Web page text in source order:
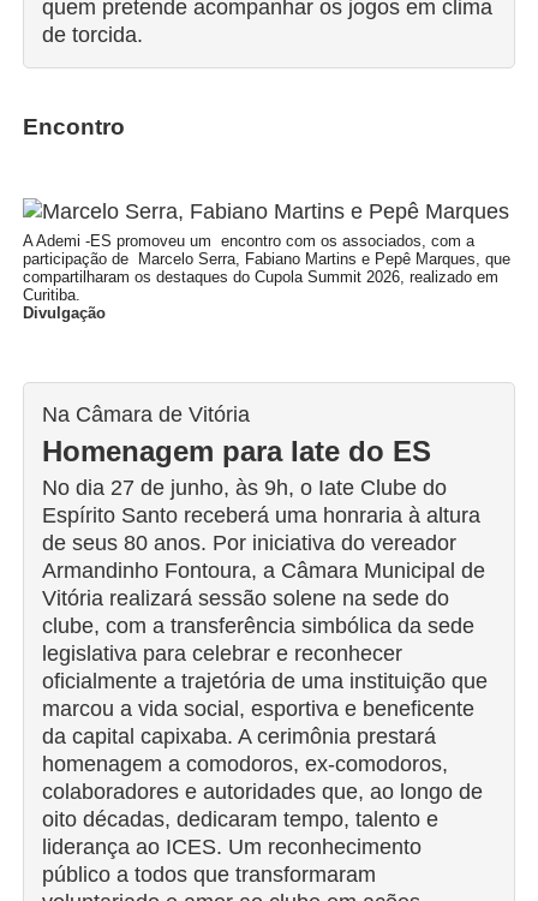
quem pretende acompanhar os jogos em clima
de torcida.
Encontro
A Ademi -ES promoveu um encontro com os associados, com a
participação de Marcelo Serra, Fabiano Martins e Pepê Marques, que
compartilharam os destaques do Cupola Summit 2026, realizado em
Curitiba.
Divulgação
Na Câmara de Vitória
Homenagem para Iate do ES
No dia 27 de junho, às 9h, o Iate Clube do
Espírito Santo receberá uma honraria à altura
de seus 80 anos. Por iniciativa do vereador
Armandinho Fontoura, a Câmara Municipal de
Vitória realizará sessão solene na sede do
clube, com a transferência simbólica da sede
legislativa para celebrar e reconhecer
oficialmente a trajetória de uma instituição que
marcou a vida social, esportiva e beneficente
da capital capixaba. A cerimônia prestará
homenagem a comodoros, ex-comodoros,
colaboradores e autoridades que, ao longo de
oito décadas, dedicaram tempo, talento e
liderança ao ICES. Um reconhecimento
público a todos que transformaram